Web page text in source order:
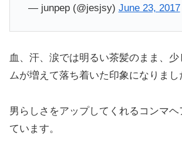
— junpep (@jesjsy) June 23, 2017
血、汗、涙では明るい茶髪のまま、
ムが増えて落ち着いた印象になりまし
男らしさをアップしてくれるコンマヘ
ています。